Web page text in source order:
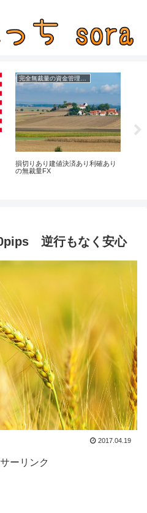
損切りあり建値決済あり利確あり
の無裁量FX
逆行もなく安心
2017.04.19
ーリンク